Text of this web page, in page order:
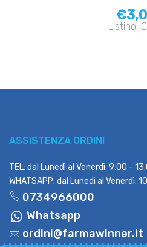
Listino:
ASSISTENZA ORDINI
TEL: dal Lunedì al Venerdì: 9:00 -
WHATSAPP: dal Lunedì al Venerdì:
0734966000
Whatsapp
ordini@farmawinner.it